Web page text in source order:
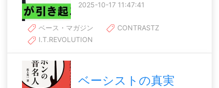
2025-10-17 11:47:41
ベース・マガジン
CONTRASTZ
I.T.REVOLUTION
ベーシストの真実